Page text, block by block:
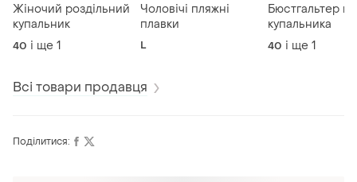
Жіночий роздільний
купальник
40 і ще 1
Чоловічі пляжні
плавки
L
Бюстгальтер
купальника
40 і ще 1
Всі товари продавця
Поділитися: